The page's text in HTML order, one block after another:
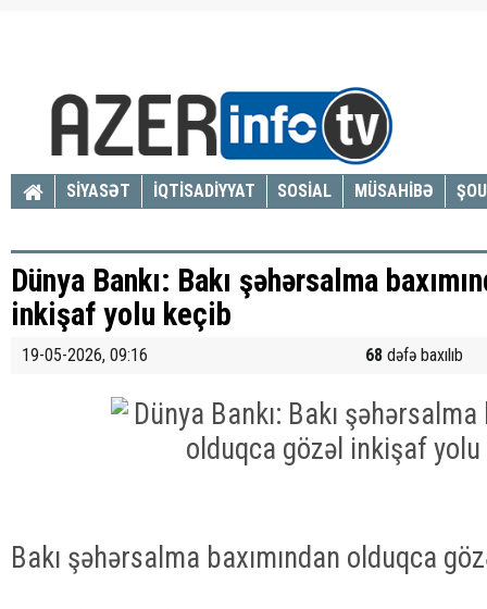
SİYASƏT İQTİSADİYYAT SOSİAL MÜSAHİBƏ
Dünya Bankı: Bakı şəhərsalma
inkişaf yolu keçib
19-05-2026, 09:16 68 dəfə baxılıb
Bakı şəhərsalma baxımından olduqca